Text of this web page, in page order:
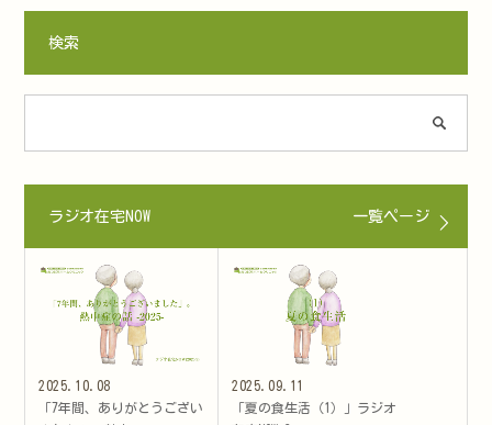
検索
ラジオ在宅NOW 一覧ページ
2025.10.08
「7年間、ありがとうござい
2025.09.11
「夏の食生活（1）」ラジオ